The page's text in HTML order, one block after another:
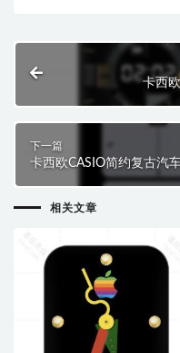
卡西
下一篇
卡西欧CASIO简约复古汽
相关文章